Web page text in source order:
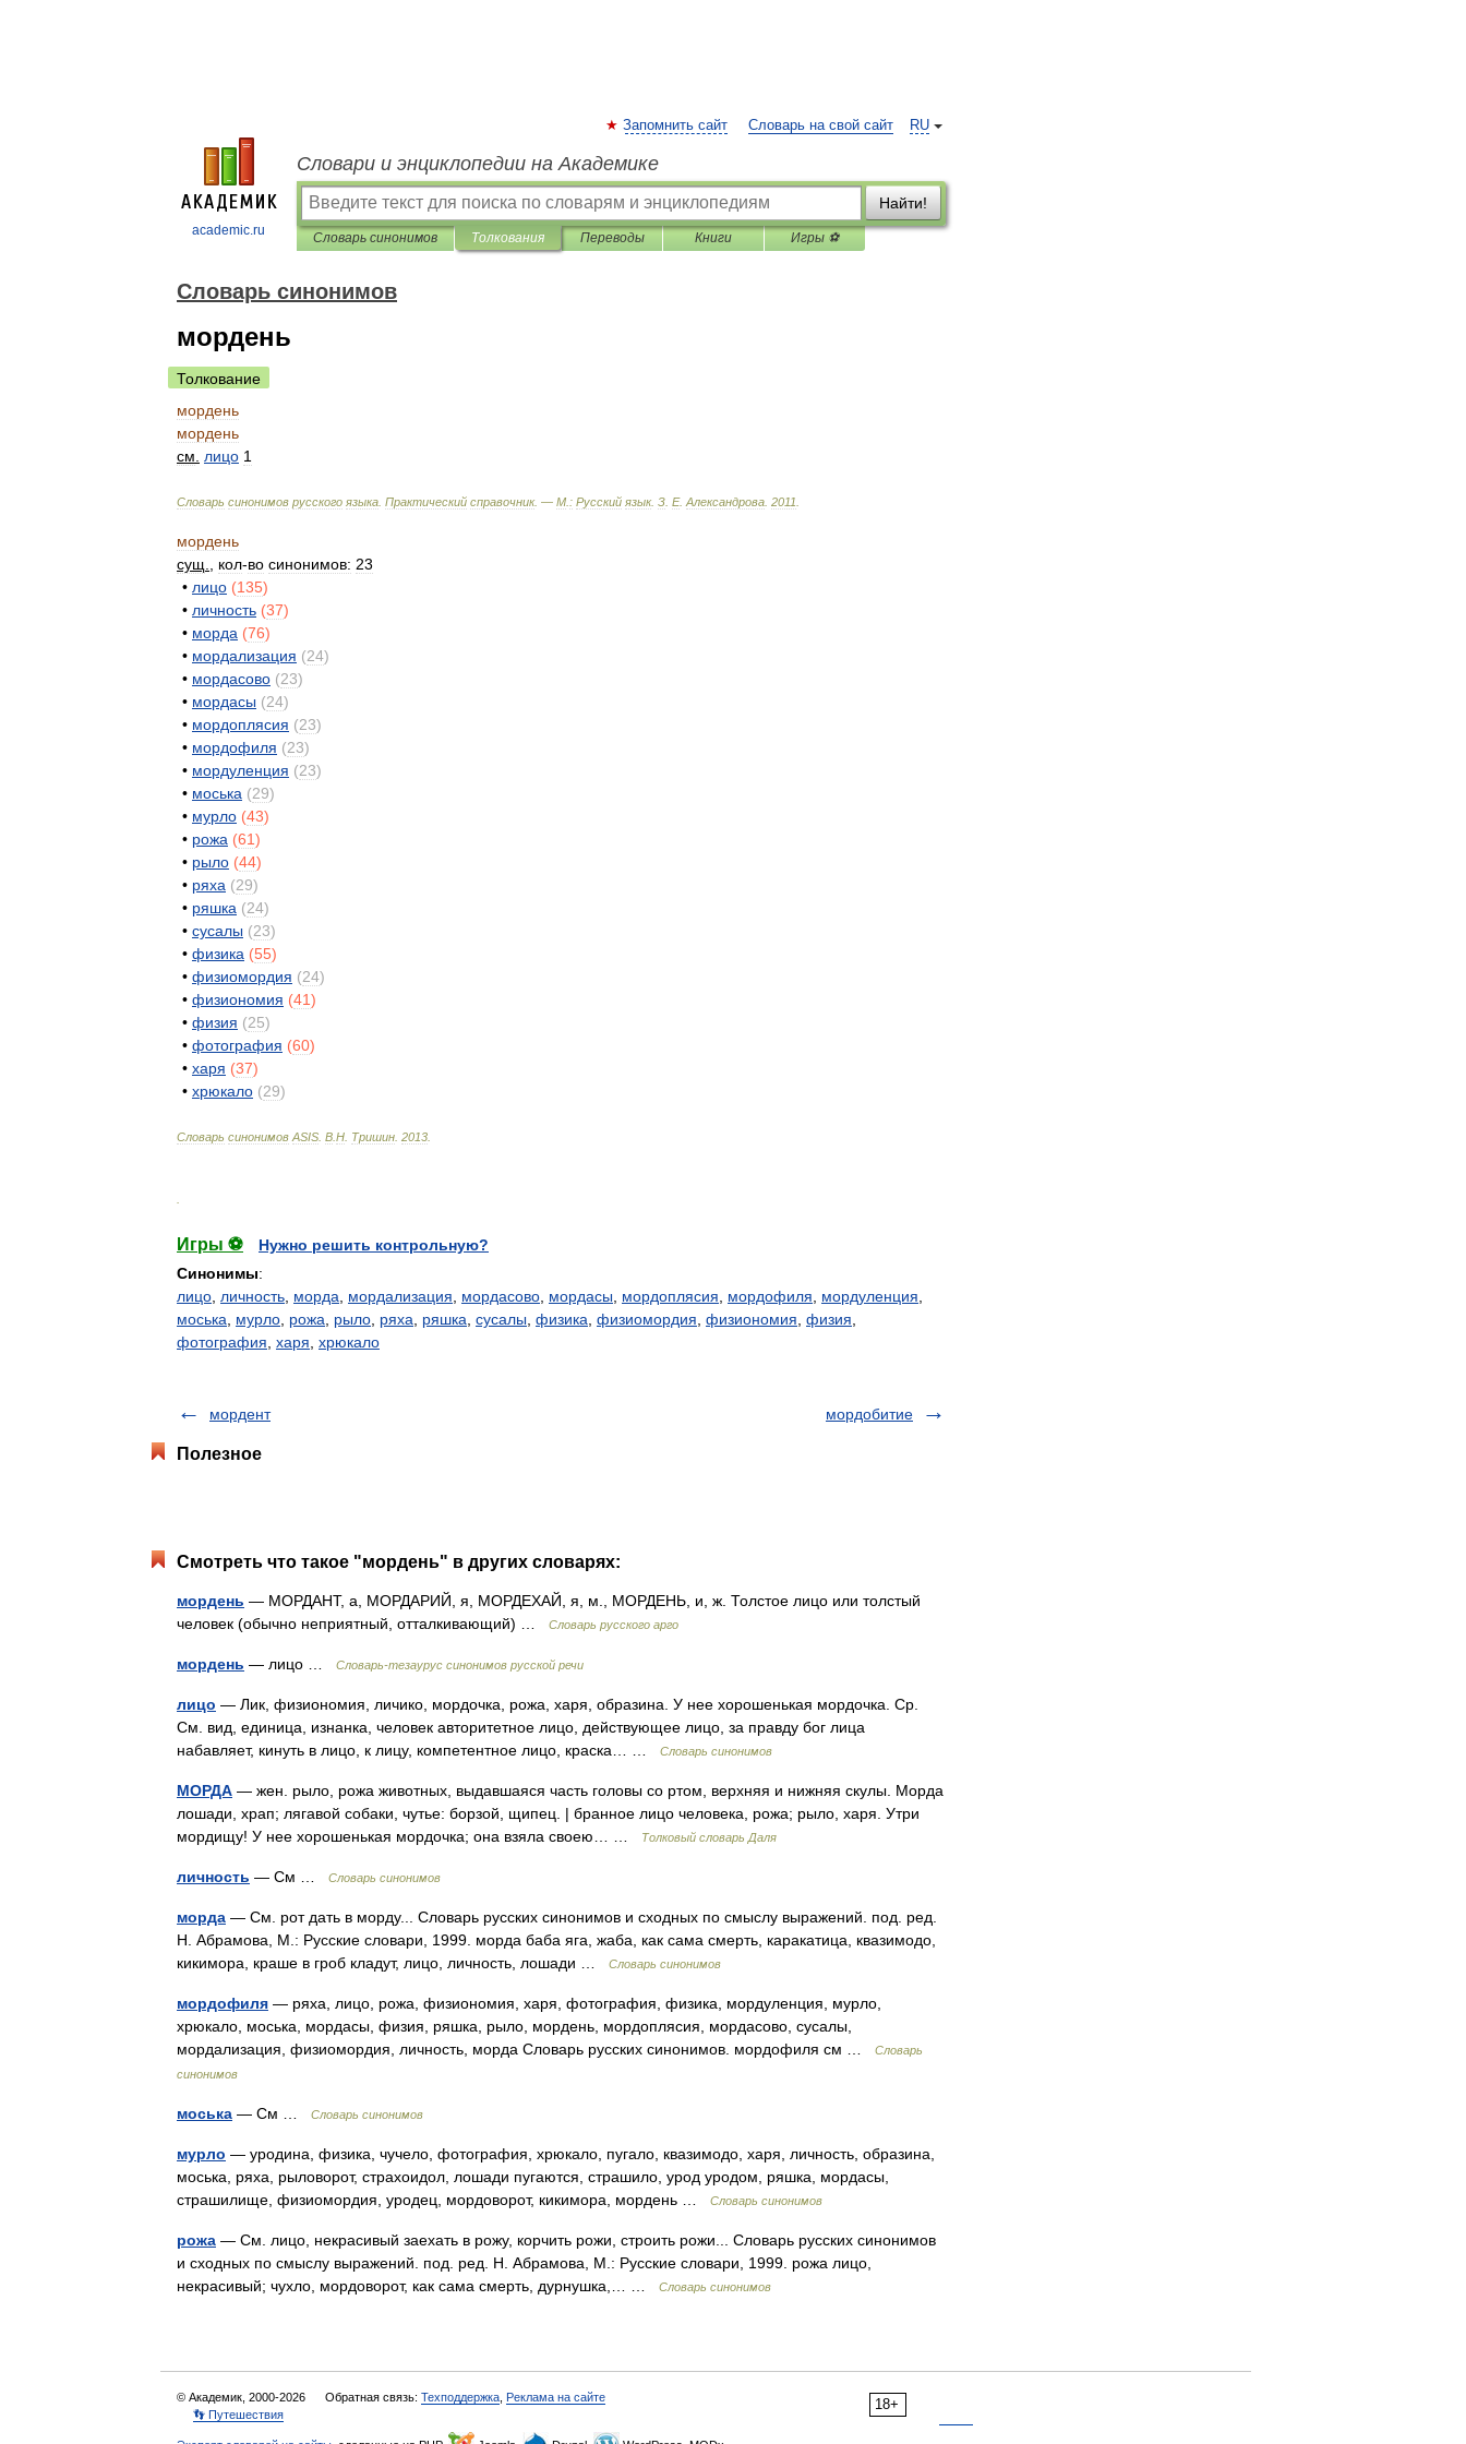
academic.ru
RU
Запомнить сайт Словарь на свой сайт
Словари и энциклопедии на Академике
Найти!
Словарь синонимов Толкования Переводы Книги Игры ⚽
Словарь синонимов
мордень
Толкование
мордень
мордень
см
лицо 1
Словарь синонимов русского языка Практический справочник. — М : Русский язык. З Е. Александрова 2011
мордень
сущ
кол-во синонимов: 23
• лицо (135)
• личность (37)
• морда (76)
• мордализация (24)
• мордасово (23)
• мордасы (24)
• мордоплясия (23)
• мордофиля (23)
• мордуленция (23)
• моська (29)
• мурло (43)
• рожа (61)
• рыло (44)
• ряха (29)
• ряшка (24)
• сусалы (23)
• физика (55)
• физиомордия (24)
• физиономия (41)
• физия (25)
• фотография (60)
• харя (37)
• хрюкало (29)
Словарь синонимов ASIS В Н Тришин 2013
Игры ⚽
Нужно решить контрольную?
Синонимы:
лицо личность морда мордализация мордасово мордасы мордоплясия мордофиля мордуленция
моська
мурло рожа рыло ряха ряшка сусалы физика физиомордия физиономия физия
фотография харя хрюкало
мордент мордобитие
Полезное
Смотреть что такое "мордень" в других словарях:
мордень — МОРДАНТ, а, МОРДАРИЙ, я, МОРДЕХАЙ, я, м., МОРДЕНЬ, и, ж. Толстое лицо или толстый
человек (обычно неприятный, отталкивающий) …
Словарь русского арго
мордень — лицо … Словарь-тезаурус синонимов русской речи
лицо — Лик, физиономия, личико, мордочка, рожа, харя, образина. У нее хорошенькая мордочка. Ср.
См. вид, единица, изнанка, человек авторитетное лицо, действующее лицо, за правду бог лица
набавляет, кинуть в лицо, к лицу, компетентное лицо, краска… …
Словарь синонимов
МОРДА — жен. рыло, рожа животных, выдавшаяся часть головы со ртом, верхняя и нижняя скулы. Морда
лошади, храп; лягавой собаки, чутье: борзой, щипец. | бранное лицо человека, рожа; рыло, харя. Утри
мордищу! У нее хорошенькая мордочка; она взяла своею… …
Толковый словарь Даля
личность — См … Словарь синонимов
морда — См. рот дать в морду... Словарь русских синонимов и сходных по смыслу выражений. под. ред.
Н. Абрамова, М.: Русские словари, 1999. морда баба яга, жаба, как сама смерть, каракатица, квазимодо,
кикимора, краше в гроб кладут, лицо, личность, лошади …
Словарь синонимов
мордофиля — ряха, лицо, рожа, физиономия, харя, фотография, физика, мордуленция, мурло,
хрюкало, моська, мордасы, физия, ряшка, рыло, мордень, мордоплясия, мордасово, сусалы,
мордализация, физиомордия, личность, морда Словарь русских синонимов. мордофиля см …
Словарь
синонимов
моська — См … Словарь синонимов
мурло — уродина, физика, чучело, фотография, хрюкало, пугало, квазимодо, харя, личность, образина,
моська, ряха, рыловорот, страхоидол, лошади пугаются, страшило, урод уродом, ряшка, мордасы,
страшилище, физиомордия, уродец, мордоворот, кикимора, мордень …
Словарь синонимов
рожа — См. лицо, некрасивый заехать в рожу, корчить рожи, строить рожи... Словарь русских синонимов
и сходных по смыслу выражений. под. ред. Н. Абрамова, М.: Русские словари, 1999. рожа лицо,
некрасивый; чухло, мордоворот, как сама смерть, дурнушка,… …
Словарь синонимов
18+
© Академик, 2000-2026 Обратная связь: Техподдержка Реклама на сайте
👣 Путешествия